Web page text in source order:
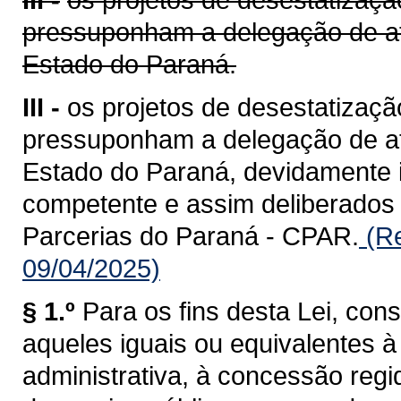
pressuponham a delegação de
Estado do Paraná.
III - os projetos de
pressuponham a delegação de
Estado do Paraná,
competente e assim
Parcerias do Paraná - CPAR.
09/04/2025)
§ 1.º Para os fins desta Lei,
aqueles iguais ou equivalentes
administrativa, à concessão